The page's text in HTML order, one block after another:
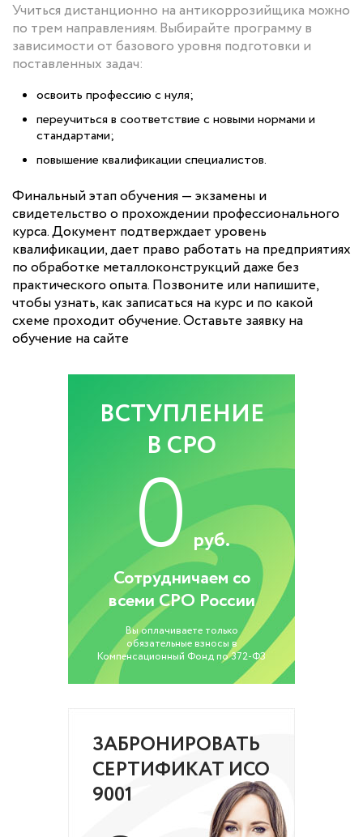
Учиться дистанционно на антикоррозийщика можно
по трем направлениям. Выбирайте программу в
зависимости от базового уровня подготовки и
поставленных задач:
освоить профессию с нуля;
переучиться в соответствие с новыми нормами и
стандартами;
повышение квалификации специалистов.
Финальный этап обучения — экзамены и
свидетельство о прохождении профессионального
курса. Документ подтверждает уровень
квалификации, дает право работать на предприятиях
по обработке металлоконструкций даже без
практического опыта. Позвоните или напишите,
чтобы узнать, как записаться на курс и по какой
схеме проходит обучение. Оставьте заявку на
обучение на сайте
ВСТУПЛЕНИЕ
В СРО
0 руб.
Сотрудничаем со
всеми СРО России
Вы оплачиваете только
обязательные взносы в
Компенсационный Фонд по 372-ФЗ
ЗАБРОНИРОВАТЬ
СЕРТИФИКАТ ИСО
9001